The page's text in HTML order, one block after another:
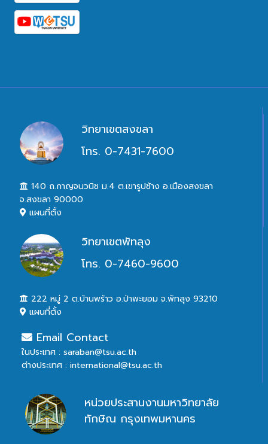
วิทยาเขตสงขลา
โทร. 0-7431-7600
140 ถ.กาญจนวนิช ม.4 ต.เขารูปช้าง อ.เมืองสงขลา
จ.สงขลา 90000
แผนที่ตั้ง
วิทยาเขตพัทลุง
โทร. 0-7460-9600
222 หมู่ 2 ต.บ้านพร้าว อ.ป่าพะยอม จ.พัทลุง 93210
แผนที่ตั้ง
Email Contact
ในประเทศ : saraban@tsu.ac.th
ต่างประเทศ : international@tsu.ac.th
หน่วยประสานงานมหาวิทยาลัย
ทักษิณ กรุงเทพมหานคร